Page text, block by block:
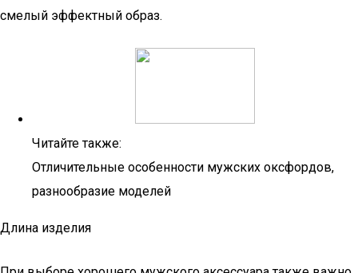
смелый эффектный образ.
Читайте также:
Отличительные особенности мужских оксфордов,
разнообразие моделей
Длина изделия